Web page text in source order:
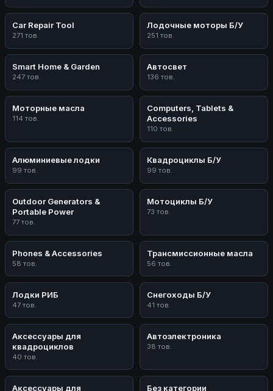
Car Repair Tool
271 тов.
Лодочные моторы Б/У
251 тов.
Smart Home & Garden
247 тов.
Автосвет
136 тов.
Моторные масла
114 тов.
Computers, Tablets &
Accessories
110 тов.
Алюминиевые лодки
99 тов.
Квадроциклы Б/У
99 тов.
Outdoor Generators &
Portable Power
77 тов.
Мотоциклы Б/У
73 тов.
Phones & Accessories
58 тов.
Трансмиссионные масла
56 тов.
Лодки РИБ
47 тов.
Снегоходы Б/У
41 тов.
Аксессуары для
квадроциклов
40 тов.
Автоэлектроника
38 тов.
Аксессуары для Без категории